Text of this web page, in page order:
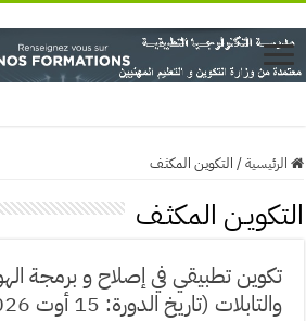
الرئيسية/ التكويـن المكثـف
التكويـن المكثـف
تكوين تطبيقي في إصلاح و برمجة
والتابلات (تاريخ الدورة: 15 أوت 2026)